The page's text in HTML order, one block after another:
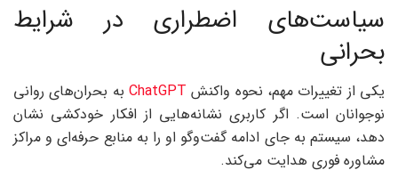
سیاست‌های اضطراری در شرایط
بحرانی
یکی از تغییرات مهم، نحوه واکنش ChatGPT به بحران‌های روانی
نوجوانان است. اگر کاربری نشانه‌هایی از افکار خودکشی نشان
دهد، سیستم به جای ادامه گفت‌وگو او را به منابع حرفه‌ای و مراکز
مشاوره فوری هدایت می‌کند.